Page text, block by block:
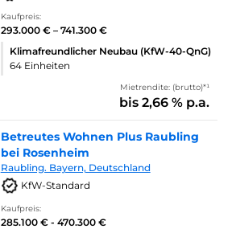
Kaufpreis:
293.000 € – 741.300 €
Klimafreundlicher Neubau (KfW-40-QnG)
64 Einheiten
Mietrendite: (brutto)*¹
bis 2,66 % p.a.
Betreutes Wohnen Plus Raubling
bei Rosenheim
Raubling. Bayern, Deutschland
KfW-Standard
Kaufpreis:
285.100 € - 470.300 €